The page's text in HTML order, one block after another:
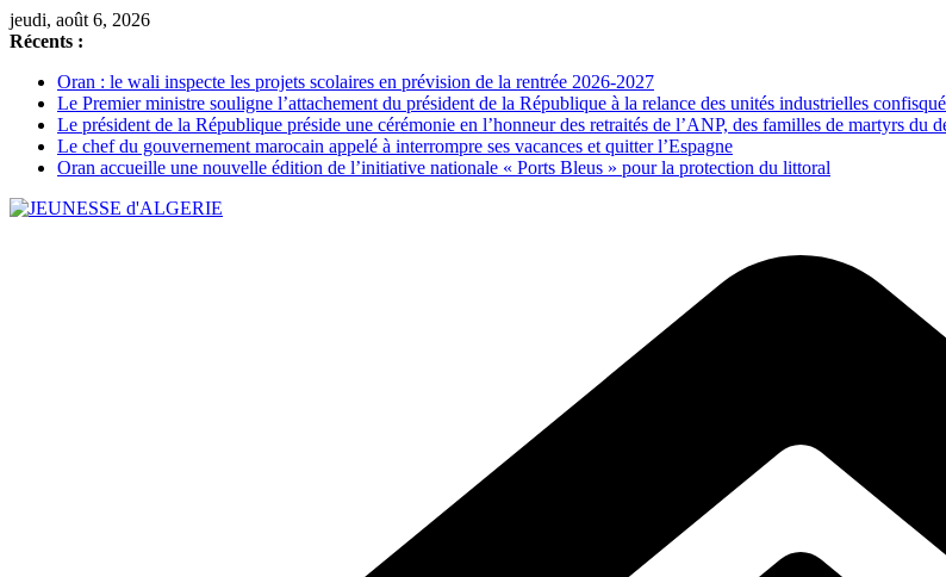
Passer
au
jeudi, août 6, 2026
Récents :
Oran : le wali inspecte les projets scolaires en prévision de la rentrée 2026-2027
Le Premier ministre souligne l’attachement du président de la République à la relance des unités industrielles
Le président de la République préside une cérémonie en l’honneur des retraités de l’ANP, des familles de martyrs du
Le chef du gouvernement marocain appelé à interrompre ses vacances et quitter l’Espagne
Oran accueille une nouvelle édition de l’initiative nationale « Ports Bleus » pour la protection du littoral